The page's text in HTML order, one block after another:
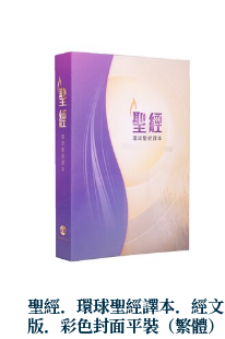
聖經．環球聖經譯本．經文
版．彩色封面平裝（繁體）